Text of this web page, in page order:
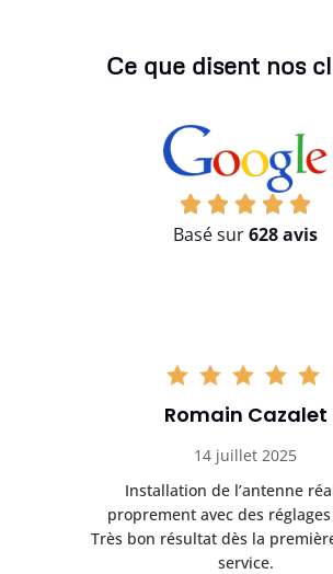
Ce que disent nos
Basé sur628 avis
Romain Cazalet
14 juillet 2025
Installation de l’antenne
proprement avec des
Très bon résultat dès la
service.